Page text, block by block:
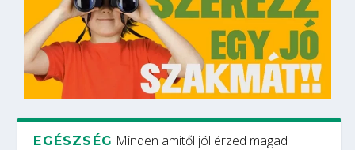
EGÉSZSÉG Minden amitől jól érzed magad